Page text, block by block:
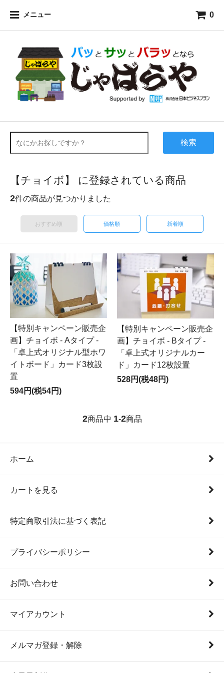
メニュー 0
検索
【チョイボ】 に登録されている商品
2件の商品が見つかりました
おすすめ順 価格順 新着順
【特別キャンペーン販売企
画】チョイボ - Aタイプ -
「卓上式オリジナル型ホワ
イトボード」カード3枚設
置
594円(税54円)
【特別キャンペーン販売企
画】チョイボ - Bタイプ -
「卓上式オリジナルカー
ド」カード12枚設置
528円(税48円)
2商品中 1-2商品
ホーム
カートを見る
特定商取引法に基づく表記
プライバシーポリシー
お問い合わせ
マイアカウント
メルマガ登録・解除